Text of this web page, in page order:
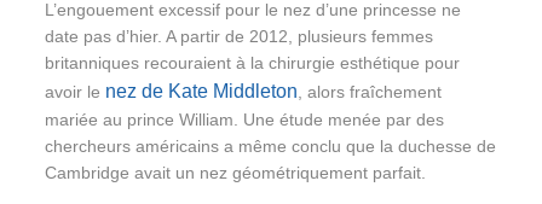
L’engouement excessif pour le nez d’une princesse ne
date pas d’hier. A partir de 2012, plusieurs femmes
britanniques recouraient à la chirurgie esthétique pour
avoir le nez de Kate Middleton, alors fraîchement
mariée au prince William. Une étude menée par des
chercheurs américains a même conclu que la duchesse de
Cambridge avait un nez géométriquement parfait.